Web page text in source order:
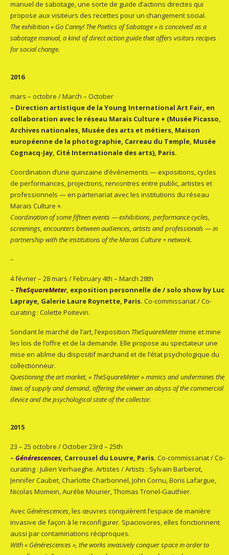
manuel de sabotage, une sorte de guide d’actions directes qui
propose aux visiteurs des recettes pour un changement social.
The exhibition « Go Canny! The Poetics of Sabotage » is conceived as a
sabotage manual, a kind of direct action guide that offers visitors recipes
for social change.
2016
mars – octobre / March – October
– Direction artistique de la Young International Art Fair, en
collaboration avec le réseau Marais Culture + (Musée Picasso,
Archives nationales, Musée des arts et métiers, Maison
européenne de la photographie, Carreau du Temple, Musée
Cognacq-Jay, Cité Internationale des arts), Paris.
Coordination d’une quinzaine d’événements — expositions, cycles
de performances, projections, rencontres entre public, artistes et
professionnels — en partenariat avec les institutions du réseau
Marais Culture +.
Coordination of some fifteen events — exhibitions, performance cycles,
screenings, encounters between audiences, artists and professionals — in
partnership with the institutions of the Marais Culture + network.
–
4 février – 28 mars / February 4th – March 28th
– TheSquareMeter, exposition personnelle de / solo show by Luc
Lapraye, Galerie Laure Roynette, Paris. Co-commissariat / Co-
curating : Colette Poitevin.
Sondant le marché de l’art, l’exposition TheSquareMetermime et mine
les lois de l’offre et de la demande. Elle propose au spectateur une
mise en abîme du dispositif marchand et de l’état psychologique du
collectionneur.
Questioning the art market, « TheSquareMeter » mimics and undermines the
laws of supply and demand, offering the viewer an abyss of the commercial
device and the psychological state of the collector.
2015
23 – 25 octobre / October 23rd – 25th
–Générescences, Carrousel du Louvre, Paris. Co-commissariat / Co-
curating : Julien Verhaeghe. Artistes / Artists : Sylvain Barberot,
Jennifer Caubet, Charlotte Charbonnel, John Cornu, Boris Lafargue,
Nicolas Momein, Aurélie Mourier, Thomas Tronel-Gauthier.
Avec Générescences, les œuvres conquièrent l’espace de manière
invasive de façon à le reconfigurer. Spaciovores, elles fonctionnent
aussi par contaminations réciproques.
With « Générescences », the works invasively conquer space in order to